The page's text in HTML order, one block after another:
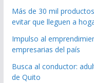
Más de 30 mil
evitar que lleguen a
Impulso al
empresarias del país
Busca al conductor:
de Quito